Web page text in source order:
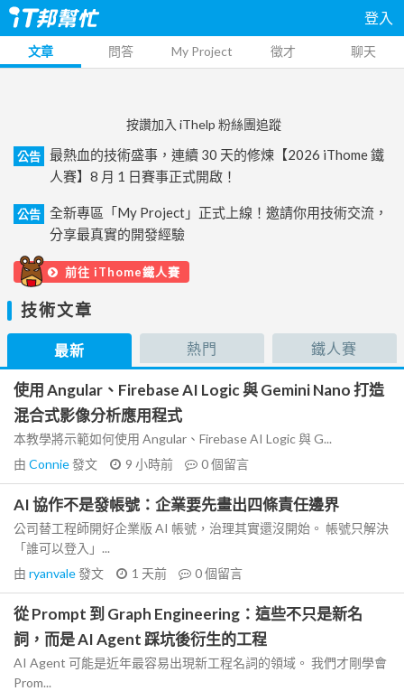
登入
文章 問答 My Project 徵才 聊天
按讚加入 iThelp 粉絲團追蹤
公告
最熱血的技術盛事，連續 30 天的修煉【2026 iThome 鐵
人賽】8 月 1 日賽事正式開啟！
公告
全新專區「My Project」正式上線！邀請你用技術交流，
分享最真實的開發經驗
前往 iThome鐵人賽
技術文章
最新 熱門 鐵人賽
使用 Angular、Firebase AI Logic 與 Gemini Nano 打造
混合式影像分析應用程式
本教學將示範如何使用 Angular、Firebase AI Logic 與 G...
由 Connie發文 9 小時前 0個留言
AI 協作不是發帳號：企業要先畫出四條責任邊界
公司替工程師開好企業版 AI 帳號，治理其實還沒開始。 帳號只解決
「誰可以登入」...
由 ryanvale發文 1 天前 0個留言
從 Prompt 到 Graph Engineering：這些不只是新名
詞，而是 AI Agent 踩坑後衍生的工程
AI Agent 可能是近年最容易出現新工程名詞的領域。 我們才剛學會
Prom...